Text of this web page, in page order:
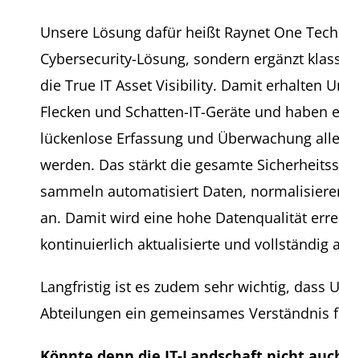
Unsere Lösung dafür heißt Raynet One
Cybersecurity-Lösung, sondern ergänzt
die True IT Asset Visibility. Damit erhalten
Flecken und Schatten-IT-Geräte und
lückenlose Erfassung und Überwachung
werden. Das stärkt die gesamte
sammeln automatisiert Daten,
an. Damit wird eine hohe Datenqualität
kontinuierlich aktualisierte und vollständig
Langfristig ist es zudem sehr wichtig, dass
Abteilungen ein gemeinsames Verständnis